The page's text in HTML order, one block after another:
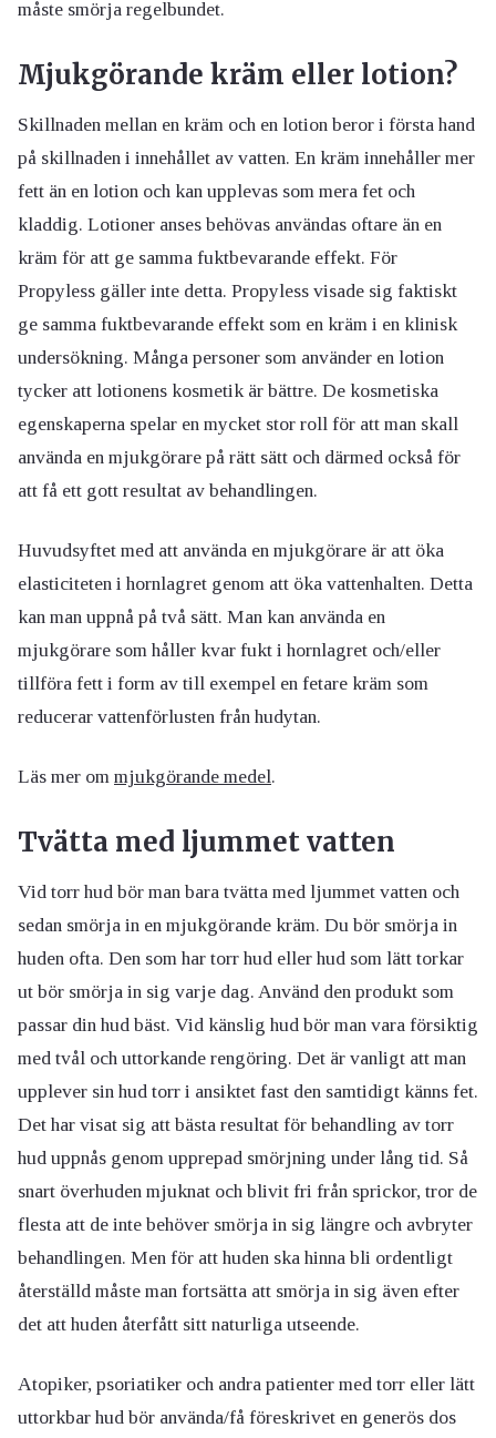
måste smörja regelbundet.
Mjukgörande kräm eller lotion?
Skillnaden mellan en kräm och en lotion beror i första hand
på skillnaden i innehållet av vatten. En kräm innehåller mer
fett än en lotion och kan upplevas som mera fet och
kladdig. Lotioner anses behövas användas oftare än en
kräm för att ge samma fuktbevarande effekt. För
Propyless gäller inte detta. Propyless visade sig faktiskt
ge samma fuktbevarande effekt som en kräm i en klinisk
undersökning. Många personer som använder en lotion
tycker att lotionens kosmetik är bättre. De kosmetiska
egenskaperna spelar en mycket stor roll för att man skall
använda en mjukgörare på rätt sätt och därmed också för
att få ett gott resultat av behandlingen.
Huvudsyftet med att använda en mjukgörare är att öka
elasticiteten i hornlagret genom att öka vattenhalten. Detta
kan man uppnå på två sätt. Man kan använda en
mjukgörare som håller kvar fukt i hornlagret och/eller
tillföra fett i form av till exempel en fetare kräm som
reducerar vattenförlusten från hudytan.
Läs mer om mjukgörande medel.
Tvätta med ljummet vatten
Vid torr hud bör man bara tvätta med ljummet vatten och
sedan smörja in en mjukgörande kräm. Du bör smörja in
huden ofta. Den som har torr hud eller hud som lätt torkar
ut bör smörja in sig varje dag. Använd den produkt som
passar din hud bäst. Vid känslig hud bör man vara försiktig
med tvål och uttorkande rengöring. Det är vanligt att man
upplever sin hud torr i ansiktet fast den samtidigt känns fet.
Det har visat sig att bästa resultat för behandling av torr
hud uppnås genom upprepad smörjning under lång tid. Så
snart överhuden mjuknat och blivit fri från sprickor, tror de
flesta att de inte behöver smörja in sig längre och avbryter
behandlingen. Men för att huden ska hinna bli ordentligt
återställd måste man fortsätta att smörja in sig även efter
det att huden återfått sitt naturliga utseende.
Atopiker, psoriatiker och andra patienter med torr eller lätt
uttorkbar hud bör använda/få föreskrivet en generös dos